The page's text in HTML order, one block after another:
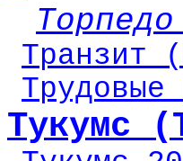
Транзит
Тукумс